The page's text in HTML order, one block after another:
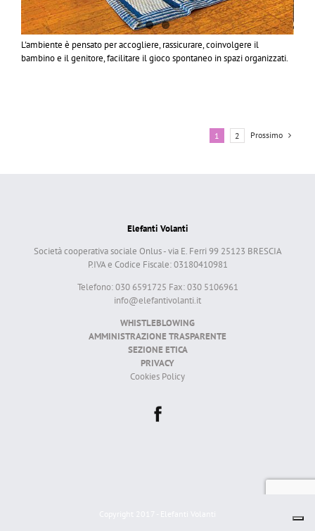
L'ambiente è pensato per accogliere, rassicurare, coinvolgere il
bambino e il genitore, facilitare il gioco spontaneo in spazi organizzati.
1 2 Prossimo
Elefanti Volanti
Società cooperativa sociale Onlus - via E. Ferri 99 25123 BRESCIA
P.IVA e Codice Fiscale: 03180410981
Telefono: 030 6591725 Fax: 030 5106961
info@elefantivolanti.it
WHISTLEBLOWING
AMMINISTRAZIONE TRASPARENTE
SEZIONE ETICA
PRIVACY
Cookies Policy